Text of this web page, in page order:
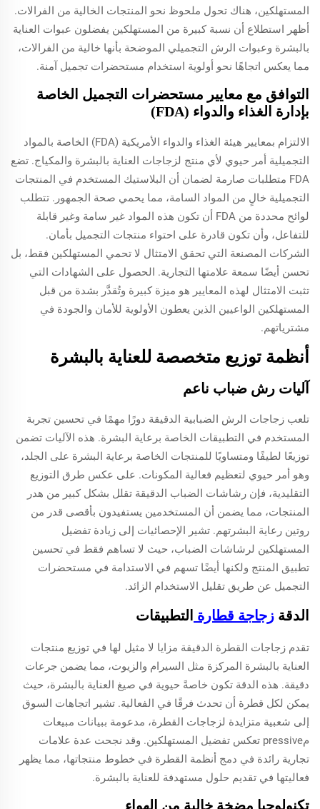
المستهلكين، هناك تحول ملحوظ نحو المنتجات الخالية من الفرالات.
أظهر استطلاع أن نسبة كبيرة من المستهلكين يفضلون عبوات العناية
بالبشرة وعبوات الرش التجميلي الموضحة بأنها خالية من الفرالات،
مما يعكس اتجاهًا نحو أولوية استخدام مستحضرات تجميل آمنة.
التوافق مع معايير مستحضرات التجميل الخاصة
بإدارة الغذاء والدواء (FDA)
الالتزام بمعايير هيئة الغذاء والدواء الأمريكية (FDA) الخاصة بالمواد
التجميلية أمر حيوي لأي منتج لزجاجات العناية بالبشرة والمكياج. تضع
FDA متطلبات صارمة لضمان أن البلاستيك المستخدم في المنتجات
التجميلية خالٍ من المواد السامة، مما يحمي صحة الجمهور. تتطلب
لوائح محددة من FDA أن تكون هذه المواد غير سامة وغير قابلة
للتفاعل، وأن تكون قادرة على احتواء منتجات التجميل بأمان.
الشركات المصنعة التي تحقق الامتثال لا تحمي المستهلكين فقط، بل
تحسن أيضًا سمعة علامتها التجارية. الحصول على الشهادات التي
تثبت الامتثال لهذه المعايير هو ميزة كبيرة وتُقدَّر بشدة من قبل
المستهلكين الواعيين الذين يعطون الأولوية للأمان والجودة في
مشترياتهم.
أنظمة توزيع متخصصة للعناية بالبشرة
آليات رش ضباب ناعم
تلعب زجاجات الرش الضبابية الدقيقة دورًا مهمًا في تحسين تجربة
المستخدم في التطبيقات الخاصة برعاية البشرة. هذه الآليات تضمن
توزيعًا لطيفًا ومتساويًا للمنتجات الخاصة برعاية البشرة على الجلد،
وهو أمر حيوي لتعظيم فعالية المكونات. على عكس طرق التوزيع
التقليدية، فإن رشاشات الضباب الدقيقة تقلل بشكل كبير من هدر
المنتجات، مما يضمن أن المستخدمين يستفيدون بأقصى قدر من
روتين رعاية البشرتهم. تشير الإحصائيات إلى زيادة تفضيل
المستهلكين لرشاشات الضباب، حيث لا تساهم فقط في تحسين
تطبيق المنتج ولكنها أيضًا تسهم في الاستدامة في مستحضرات
التجميل عن طريق تقليل الاستخدام الزائد.
الدقة زجاجة قطارة التطبيقات
تقدم زجاجات القطرة الدقيقة مزايا لا مثيل لها في توزيع منتجات
العناية بالبشرة المركزة مثل السيرام والزيوت، مما يضمن جرعات
دقيقة. هذه الدقة تكون خاصةً حيوية في صيغ العناية بالبشرة، حيث
يمكن لكل قطرة أن تحدث فرقًا في الفعالية. تشير اتجاهات السوق
إلى شعبية متزايدة لزجاجات القطرة، مدعومة ببيانات مبيعات
مpressive تعكس تفضيل المستهلكين. وقد نجحت عدة علامات
تجارية رائدة في دمج أنظمة القطرة في خطوط منتجاتها، مما يظهر
فعاليتها في تقديم حلول مستهدفة للعناية بالبشرة.
تكنولوجيا مضخة خالية من الهواء